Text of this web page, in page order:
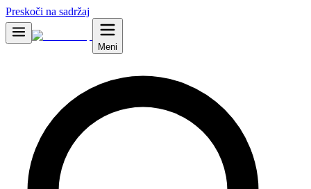
Preskoči na sadržaj
Meni